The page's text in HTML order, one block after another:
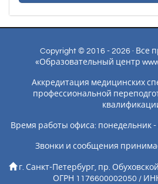
Copyright © 2016 - 2026 ·
«Образовательный центр
Аккредитация медицинских
профессиональной
Время работы офиса: понедельник -
Звонки и сообщения
г. Санкт-Петербург, пр.
ОГРН 1176600002050 /